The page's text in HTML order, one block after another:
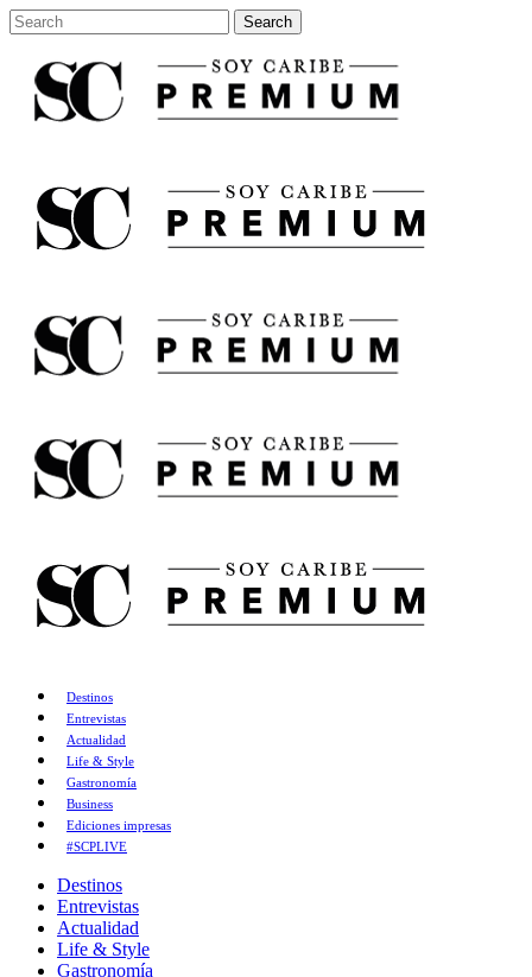
Destinos
Entrevistas
Actualidad
Life & Style
Gastronomía
Business
Ediciones impresas
#SCPLIVE
Destinos
Entrevistas
Actualidad
Life & Style
Gastronomía